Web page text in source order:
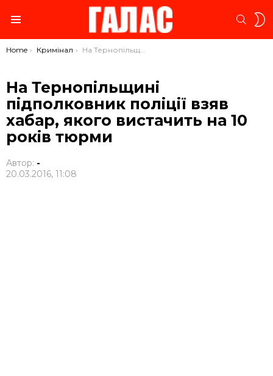
You are here:
Home Кримінал На Тернопільщині підполковник поліції взяв хабар, якого вистачить на 10 років тюрми
На Тернопільщині
підполковник поліції взяв
хабар, якого вистачить на 10
років тюрми
Автор: -
20.03.2016, 11:08